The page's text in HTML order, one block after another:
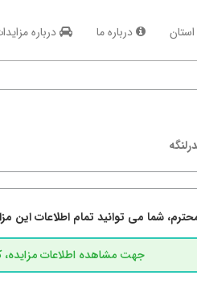
درباره ما درباره
شما می توانید تمام اطلاعات این